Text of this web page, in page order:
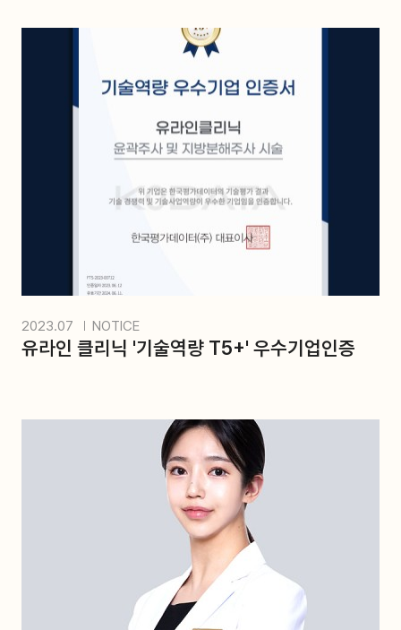
2023.07 NOTICE
유라인 클리닉 '기술역량 T5+' 우수기업인증